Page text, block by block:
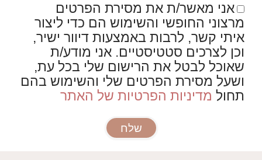
אני מאשר/ת את מסירת הפרטים
מרצוני החופשי והשימוש הם כדי ליצור
איתי קשר, לרבות באמצעות דיוור ישיר,
וכן לצרכים סטטיסטיים. אני מודע/ת
שאוכל לבטל את הרישום שלי בכל עת,
ושעל מסירת הפרטים שלי והשימוש בהם
תחול מדיניות הפרטיות של האתר
שלח